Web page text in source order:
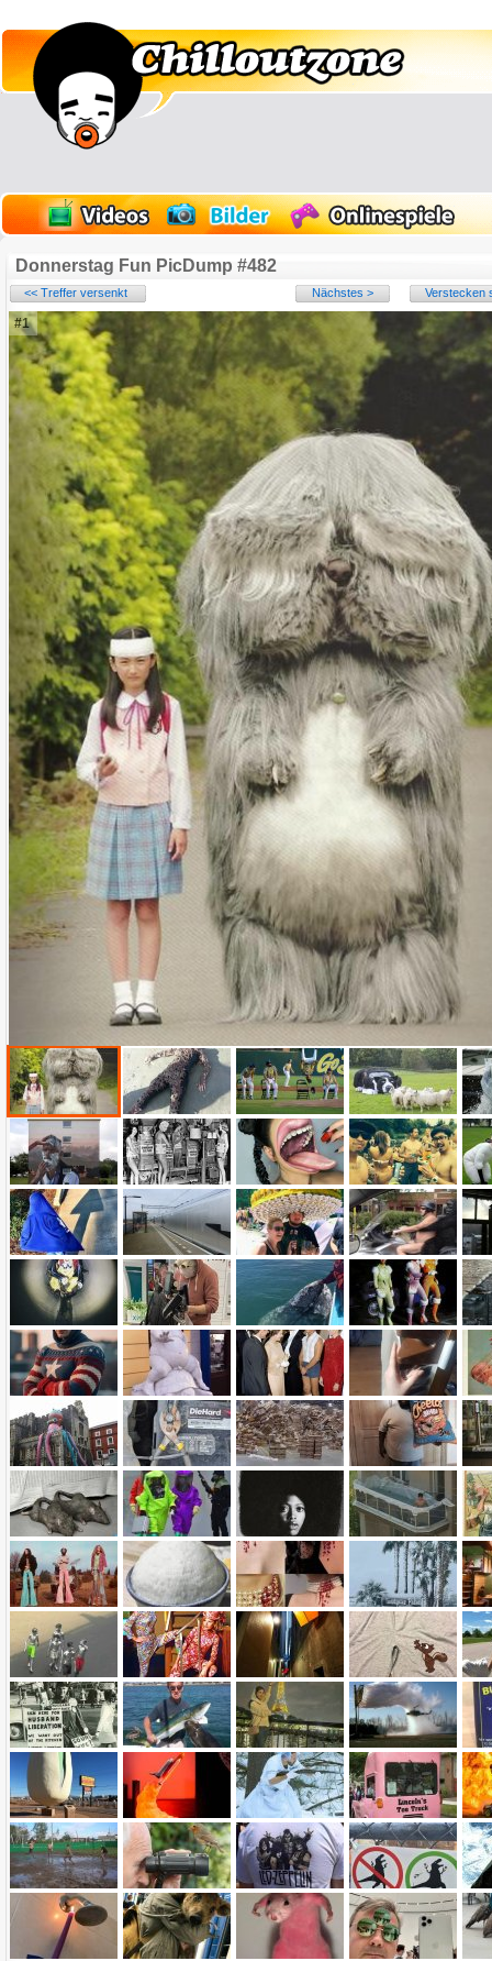
Donnerstag Fun PicDump #482
<< Treffer versenkt Nächstes > Verstecken
#1